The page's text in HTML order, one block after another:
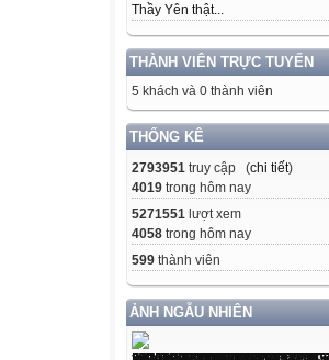
Thầy Yên thật...
THÀNH VIÊN TRỰC TUYẾN
5 khách và 0 thành viên
THỐNG KÊ
2793951 truy cập (chi tiết)
4019 trong hôm nay
5271551 lượt xem
4058 trong hôm nay
599 thành viên
ẢNH NGẪU NHIÊN